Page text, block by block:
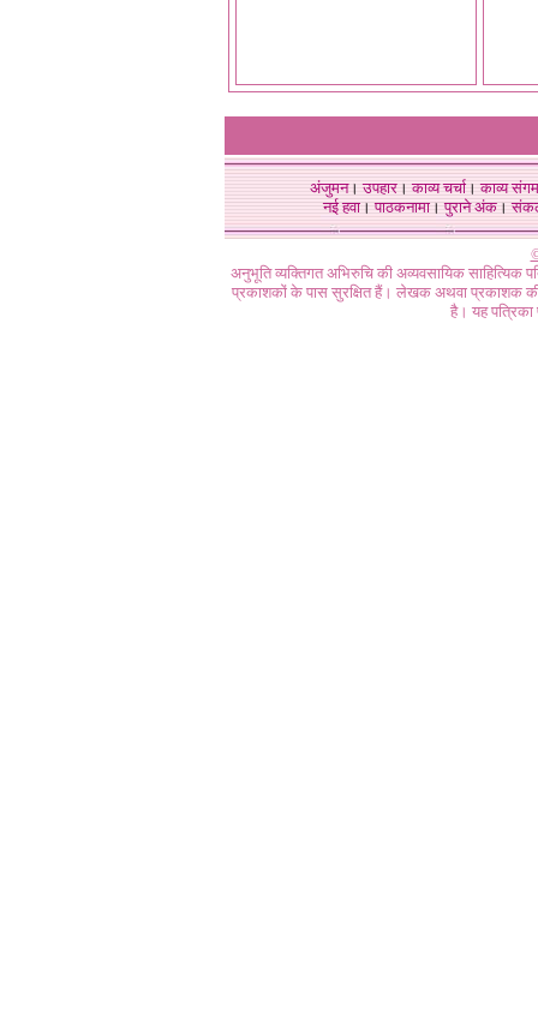
अंजुमन।उपहार।काव्य चर्चा।काव्य संगम
नई हवा। पाठकनामा। पुराने अंक।
अनुभूति व्यक्तिगत अभिरुचि की अव्यवसायिक
प्रकाशकों के पास सुरक्षित हैं। लेखक अथवा प्रकाशक की
है। यह पत्रिका